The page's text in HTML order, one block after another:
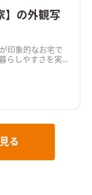
】の外観写
印象的なお宅で
らしやすさを実感
る